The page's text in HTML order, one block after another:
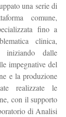
una serie di
comune,
fino a
clinica,
iniziando dalle
impegnative del
e la produzione
realizzate le
con il supporto
di Analisi